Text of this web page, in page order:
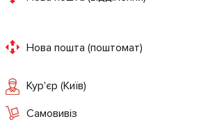
Нова пошта (поштомат)
Кур'єр (Київ)
Самовивіз